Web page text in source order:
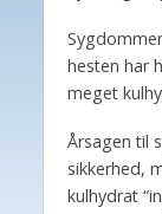
hesten har
meget
Årsagen til
sikkerhed,
kulhydrat